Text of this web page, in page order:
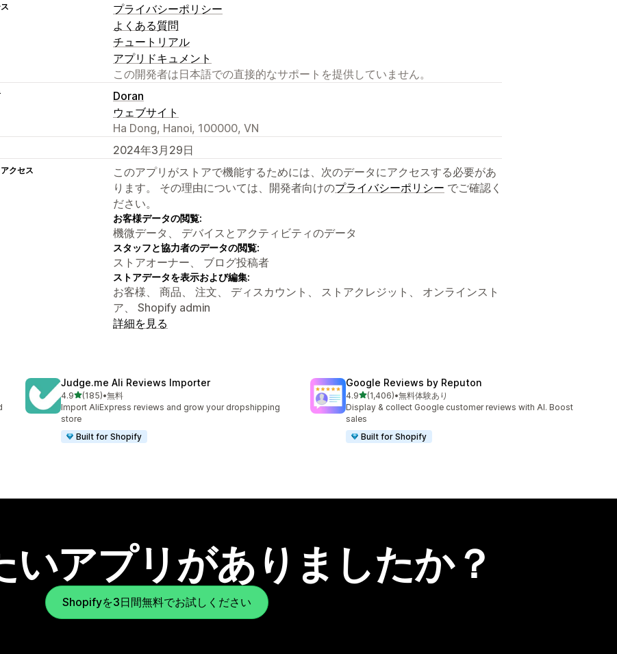
プライバシーポリシー
よくある質問
チュートリアル
アプリドキュメント
この開発者は日本語での直接的なサポートを提供していません。
Doran
ウェブサイト
Ha Dong, Hanoi, 100000, VN
2024年3月29日
クセス
このアプリがストアで機能するためには、次のデータにアクセスする必要があ
ります。 その理由については、開発者向けのプライバシーポリシー でご確認く
ださい。
お客様データの閲覧:
機微データ、 デバイスとアクティビティのデータ
スタッフと協力者のデータの閲覧:
ストアオーナー、 ブログ投稿者
ストアデータを表示および編集:
お客様、 商品、 注文、 ディスカウント、 ストアクレジット、 オンラインスト
ア、 Shopify admin
詳細を見る
Judge.me Ali Reviews Importer
4.95つ星中
(185)
合計レビュー数：185件
•無料
Import AliExpress reviews and grow your dropshipping
store
Built for Shopify
Google Reviews by Reputon
4.95つ星中
(1,406)
合計レビュー数：1406件
•無料体験あり
Display & collect Google customer reviews with AI. Boost
sales
Built for Shopify
いアプリがありましたか？
Shopifyを3日間無料でお試しください